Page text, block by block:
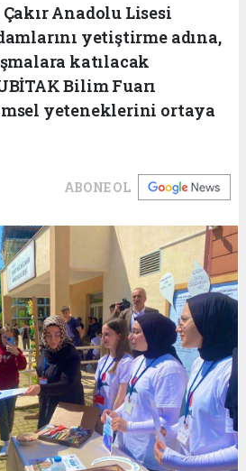
Anadolu Lisesi
yetiştirme adına,
katılacak
Bilim Fuarı
yeteneklerini ortaya
ABONE OL